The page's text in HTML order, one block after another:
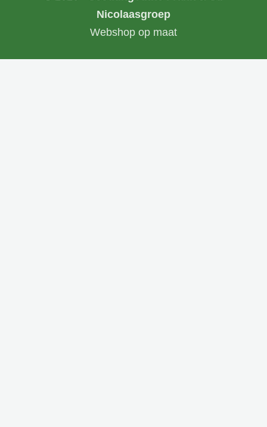
Nicolaasgroep
Webshop op maat